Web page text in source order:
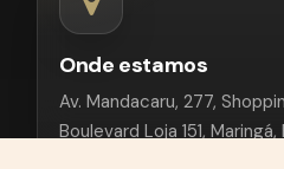
Onde estamos
Av. Mandacaru, 277,
Boulevard Loja 151, Maringá,